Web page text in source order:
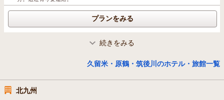
りある客室は、心地よい快適な滞在をお約束しま
1泊 大人2名 合計(税込)
分。着いたら直ぐに都心のリゾート
プランをみる
福岡県／原鶴・筑後川
原鶴の舞
(54件)
ハイクラス
続きをみる
久留米・原鶴・筑後川のホテル・旅館一覧
北九州